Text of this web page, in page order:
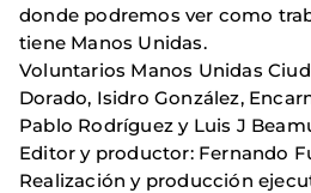
donde podremos ver como
tiene Manos Unidas.
Voluntarios Manos Unidas
Dorado, Isidro González,
Pablo Rodríguez y Luis J
Editor y productor: Fernando
Realización y producción